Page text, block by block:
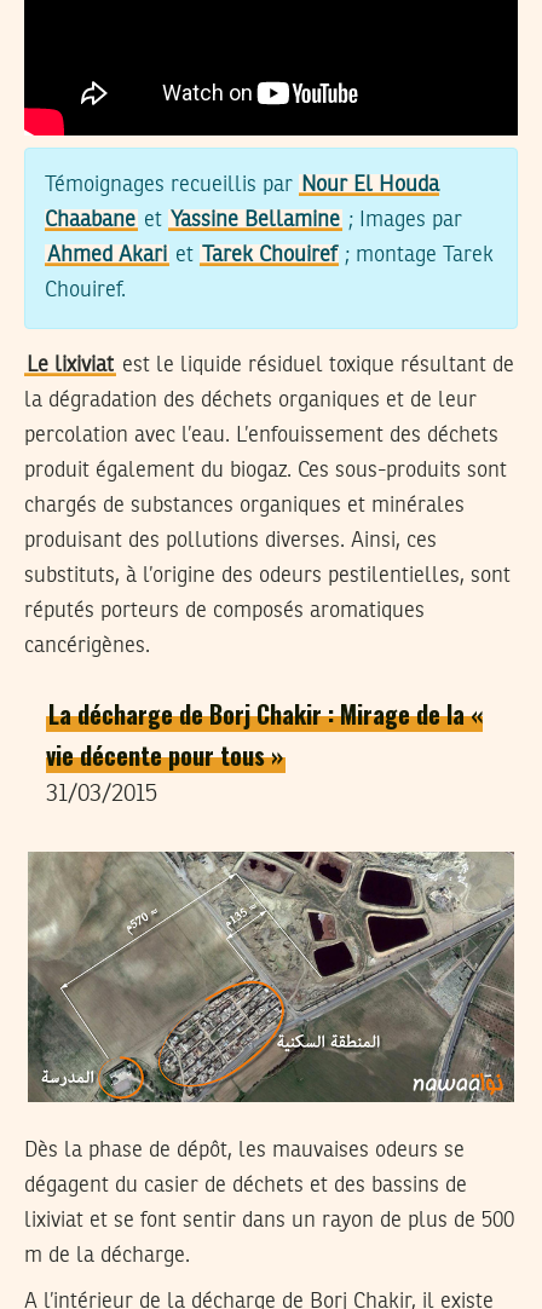
Témoignages recueillis par Nour El Houda
Chaabane et Yassine Bellamine ; Images par
Ahmed Akari et Tarek Chouiref ; montage Tarek
Chouiref.
Le lixiviat est le liquide résiduel toxique résultant de
la dégradation des déchets organiques et de leur
percolation avec l’eau. L’enfouissement des déchets
produit également du biogaz. Ces sous-produits sont
chargés de substances organiques et minérales
produisant des pollutions diverses. Ainsi, ces
substituts, à l’origine des odeurs pestilentielles, sont
réputés porteurs de composés aromatiques
cancérigènes.
La décharge de Borj Chakir : Mirage de la «
vie décente pour tous »
31/03/2015
Dès la phase de dépôt, les mauvaises odeurs se
dégagent du casier de déchets et des bassins de
lixiviat et se font sentir dans un rayon de plus de 500
m de la décharge.
A l’intérieur de la décharge de Borj Chakir, il existe